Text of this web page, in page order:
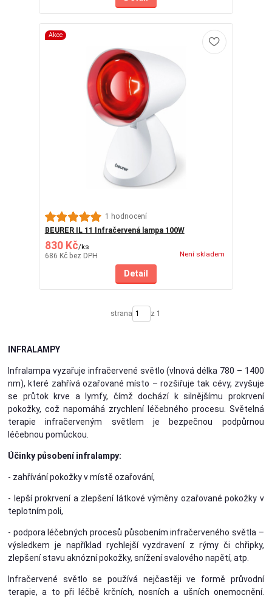
Akce
1 hodnocení
BEURER IL 11 Infračervená lampa 100W
830 Kč/ks
686 Kč bez DPH Není skladem
Detail
strana z 1
INFRALAMPY
Infralampa vyzařuje infračervené světlo (vlnová délka 780 – 1400
nm), které zahřívá ozařované místo – rozšiřuje tak cévy, zvyšuje
se průtok krve a lymfy, čímž dochází k silnějšímu prokrvení
pokožky, což napomáhá zrychlení léčebného procesu. Světelná
terapie infračerveným světlem je bezpečnou podpůrnou
léčebnou pomůckou.
Účinky působení infralampy:
- zahřívání pokožky v místě ozařování,
- lepší prokrvení a zlepšení látkové výměny ozařované pokožky v
teplotním poli,
- podpora léčebných procesů působením infračerveného světla –
výsledkem je například rychlejší vyzdravení z rýmy či chřipky,
zlepšení stavu aknózní pokožky, snížení svalového napětí, atp.
Infračervené světlo se používá nejčastěji ve formě průvodní
terapie, a to při léčbě krčních, nosních a ušních onemocnění.